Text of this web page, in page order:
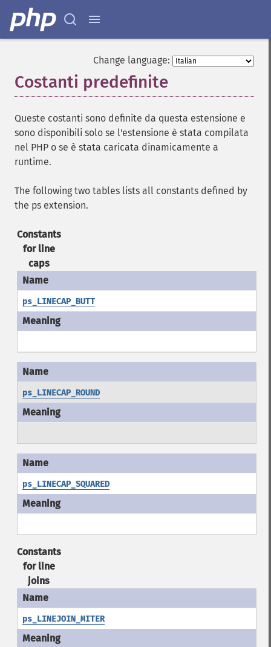
Change language:
Costanti predefinite
Queste costanti sono definite da questa estensione e
sono disponibili solo se l'estensione è stata compilata
nel PHP o se è stata caricata dinamicamente a
runtime.
The following two tables lists all constants defined by
the ps extension.
Constants
for line
caps
ps_LINECAP_BUTT
ps_LINECAP_ROUND
ps_LINECAP_SQUARED
Constants
for line
joins
ps_LINEJOIN_MITER